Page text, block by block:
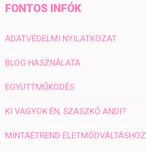
FONTOS INFÓK
ADATVÉDELMI NYILATKOZAT
BLOG HASZNÁLATA
EGYÜTTMŰKÖDÉS
KI VAGYOK ÉN, SZASZKÓ ANDI?
MINTAÉTREND ÉLETMÓDVÁLTÁSHOZ